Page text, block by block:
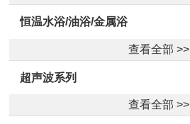
恒温水浴/油浴/金属浴
查看全部 >>
超声波系列
查看全部 >>